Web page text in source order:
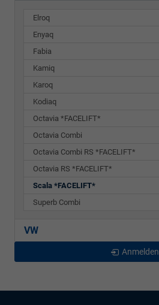
Elroq
Enyaq
Fabia
Kamiq
Karoq
Kodiaq
Octavia *FACELIFT*
Octavia Combi
Octavia Combi RS *FACELIFT*
Octavia RS *FACELIFT*
Scala *FACELIFT*
Superb Combi
VW
Anmelden